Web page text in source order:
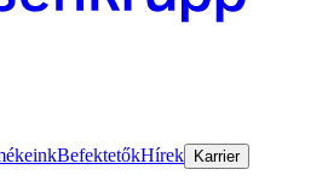
BefektetőkHírek Karrier